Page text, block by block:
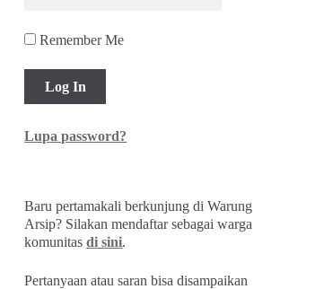
Remember Me
Lupa password?
Baru pertamakali berkunjung di Warung
Arsip? Silakan mendaftar sebagai warga
komunitasdi sini.
Pertanyaan atau saran bisa disampaikan